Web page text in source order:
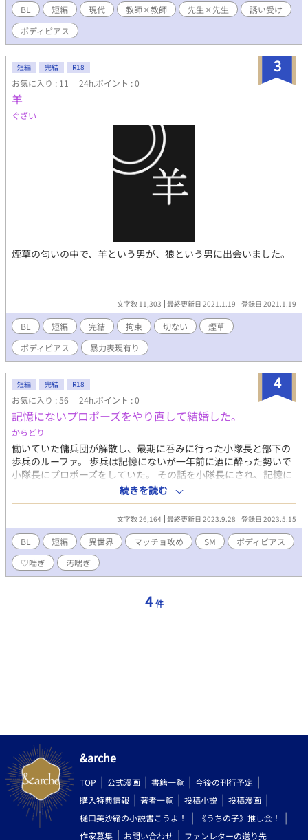
BL 短編 現代 教師×教師 先生×先生
誘い受け
ボディピアス
3
短編 完結 R18
お気に入り : 11 24h.ポイント : 0
羊
ぐざい
煙草の匂いの中で、羊という男が、狼という男に出会いました。
文字数 11,303 最終更新日 2021.1.19 登録日 2021.1.19
BL 短編 完結 拘束 切ない
煙草
ボディピアス
暴力表現有り
4
短編 完結 R18
お気に入り : 56 24h.ポイント : 0
記憶にないプロポーズをやり直して結婚した。
からどり
働いていた傭兵団が解散し、最期に呑みに行った小隊長と部下の
歩兵のルーファ。 歩兵は記憶にないが一年前に酒に酔った勢いで
小隊長にプロポーズをしていた。 その話を小隊長にされ、記憶に
ないプロポーズだが惚れた小隊長と離れたくないとルーファは再
プロポーズする。 ルーファが忘れていたのは一度目のプロポーズ
だけでなく……。 ご都合主義の異世界設定です。細かいことは気
にせずお読みください。 他の自作と違い、SM方向が強い話に挑戦
しています。 ボディピアスや主人公が無理やりされた過去持ちだ
ったりします。作中に注意書きはしていませんので苦手な方はご
注意ください。 「最強な育て屋に買われた俺、レベル1のまま新
婚ルート突入したので相手を溺愛したい」と世界観共有してま
続きを読む
文字数 26,164 最終更新日 2023.9.28 登録日 2023.5.15
BL 短編 異世界 マッチョ攻め SM
ボディピアス
♡喘ぎ
汚喘ぎ
4 件
&arche
TOP 公式漫画 書籍一覧
今後の刊行予定
購入特典情報
著者一覧 投稿小説
投稿漫画
樋口美沙緒の小説書こうよ！
《うちの子》推し会！
作家募集
お問い合わせ ファンレターの送り先